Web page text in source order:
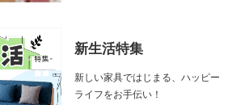
新生活特集
新しい家具ではじまる、ハッピー
ライフをお手伝い！